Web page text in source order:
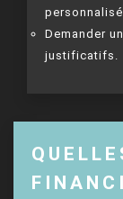
personnalisé.
Demander
justificatifs.